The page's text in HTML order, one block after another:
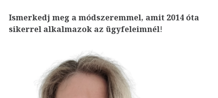
Ismerkedj meg a módszeremmel, amit 2014 óta
sikerrel alkalmazok az ügyfeleimnél!